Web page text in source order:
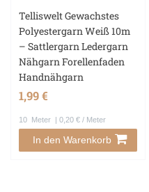
Telliswelt Gewachstes
Polyestergarn Weiß 10m
– Sattlergarn Ledergarn
Nähgarn Forellenfaden
Handnähgarn
1,99 €
10 Meter | 0,20 € / Meter
In den Warenkorb